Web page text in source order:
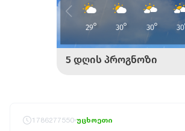
1786277550 უცხოეთი